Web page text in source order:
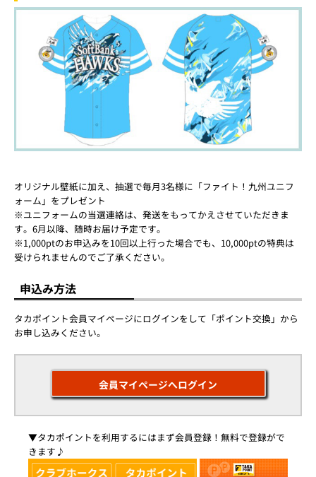
オリジナル壁紙に加え、抽選で毎月3名様に「ファイト！九州ユニフ
ォーム」をプレゼント
※ユニフォームの当選連絡は、発送をもってかえさせていただきま
す。6月以降、随時お届け予定です。
※1,000ptのお申込みを10回以上行った場合でも、10,000ptの特典は
受けられませんのでご了承ください。
申込み方法
タカポイント会員マイページにログインをして「ポイント交換」から
お申し込みください。
会員マイページへログイン
▼タカポイントを利用するにはまず会員登録！無料で登録がで
きます♪